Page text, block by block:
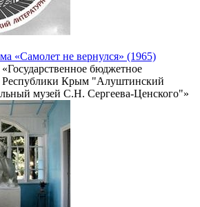
«Самолет не вернулся» (1965)
бюджетное
Республики Крым "Алуштинский
музей С.Н. Сергеева-Ценского"»